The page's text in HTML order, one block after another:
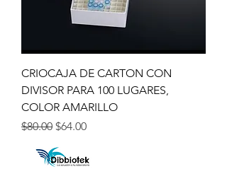
CRIOCAJA DE CARTON CON
DIVISOR PARA 100 LUGARES,
COLOR AMARILLO
Precio
$80.00 Precio de oferta
$64.00